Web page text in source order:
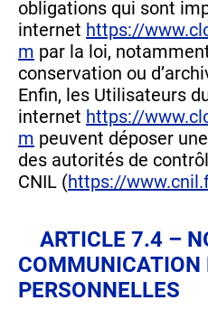
obligations qui sont
internet https://
m par la loi,
conservation ou
Enfin, les Utilisateurs
internet https://
m peuvent déposer
des autorités de
CNIL (https://
ARTICLE 7.4 –
COMMUNICATION
PERSONNELLES